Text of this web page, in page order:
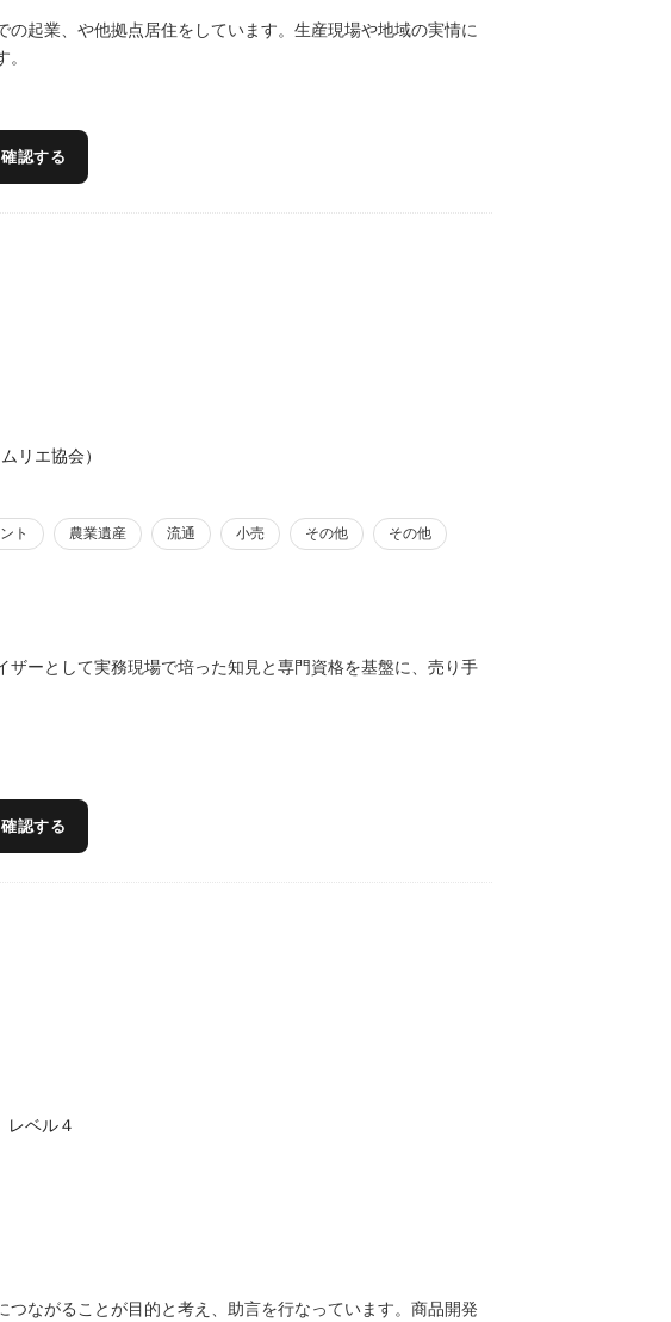
起業、や他拠点居住をしています。生産現場や地域の実情に
認する
リエ協会）
ト 農業遺産 流通 小売 その他 その他
ーとして実務現場で培った知見と専門資格を基盤に、売り手
が可能です。
認する
ベル４
ながることが目的と考え、助言を行なっています。商品開発